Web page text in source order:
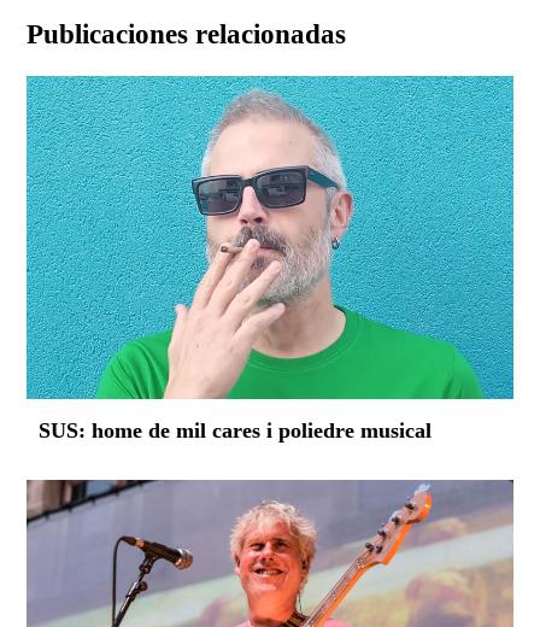
Publicaciones relacionadas
SUS: home de mil cares i poliedre musical